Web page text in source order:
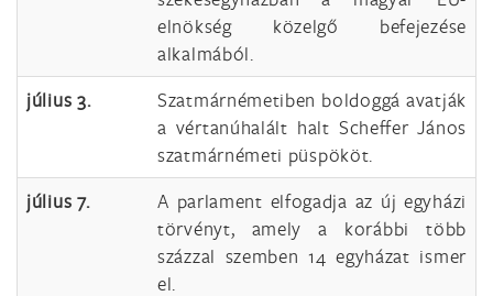
elnökség közelgő befejezése
alkalmából.
július 3.
Szatmárnémetiben boldoggá avatják
a vértanúhalált halt Scheffer János
szatmárnémeti püspököt.
július 7.
A parlament elfogadja az új egyházi
törvényt, amely a korábbi több
százzal szemben 14 egyházat ismer
el.